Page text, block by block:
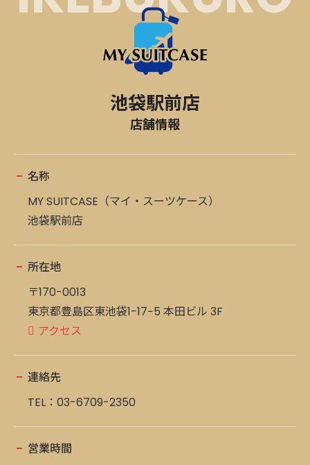
池袋駅前店
店舗情報
名称
MY SUITCASE（マイ・スーツケース）
池袋駅前店
所在地
〒170-0013
東京都豊島区東池袋1-17−5 本田ビル 3F
アクセス
連絡先
TEL： 03-6709-2350
営業時間